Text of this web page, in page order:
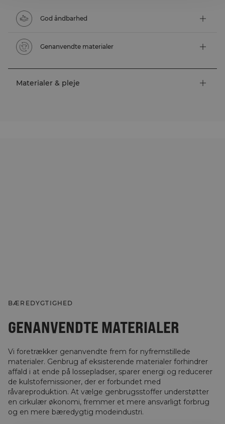
God åndbarhed
Genanvendte materialer
Materialer & pleje
BÆREDYGTIGHED
GENANVENDTE MATERIALER
Vi foretrækker genanvendte frem for nyfremstillede
materialer. Genbrug af eksisterende materialer forhindrer
affald i at ende på lossepladser, sparer energi og reducerer
de kulstofemissioner, der er forbundet med
råvareproduktion. At vælge genbrugsstoffer understøtter
en cirkulær økonomi, fremmer et mere ansvarligt forbrug
og en mere bæredygtig modeindustri.